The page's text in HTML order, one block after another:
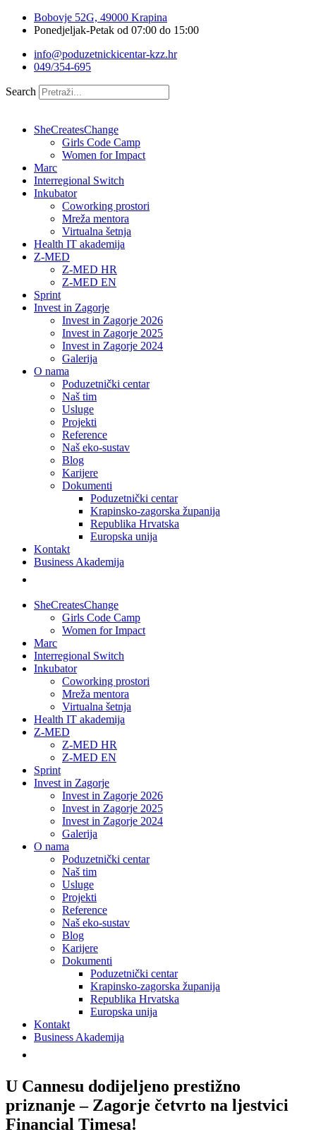
Bobovje 52G, 49000 Krapina
Ponedjeljak-Petak od 07:00 do 15:00
info@poduzetnickicentar-kzz.hr
049/354-695
Search
SheCreatesChange
Girls Code Camp
Women for Impact
Marc
Interregional Switch
Inkubator
Coworking prostori
Mreža mentora
Virtualna šetnja
Health IT akademija
Z-MED
Z-MED HR
Z-MED EN
Sprint
Invest in Zagorje
Invest in Zagorje 2026
Invest in Zagorje 2025
Invest in Zagorje 2024
Galerija
O nama
Poduzetnički centar
Naš tim
Usluge
Projekti
Reference
Naš eko-sustav
Blog
Karijere
Dokumenti
Poduzetnički centar
Krapinsko-zagorska županija
Republika Hrvatska
Europska unija
Kontakt
Business Akademija
SheCreatesChange
Girls Code Camp
Women for Impact
Marc
Interregional Switch
Inkubator
Coworking prostori
Mreža mentora
Virtualna šetnja
Health IT akademija
Z-MED
Z-MED HR
Z-MED EN
Sprint
Invest in Zagorje
Invest in Zagorje 2026
Invest in Zagorje 2025
Invest in Zagorje 2024
Galerija
O nama
Poduzetnički centar
Naš tim
Usluge
Projekti
Reference
Naš eko-sustav
Blog
Karijere
Dokumenti
Poduzetnički centar
Krapinsko-zagorska županija
Republika Hrvatska
Europska unija
Kontakt
Business Akademija
U Cannesu dodijeljeno prestižno
priznanje – Zagorje četvrto na ljestvici
Financial Timesa!